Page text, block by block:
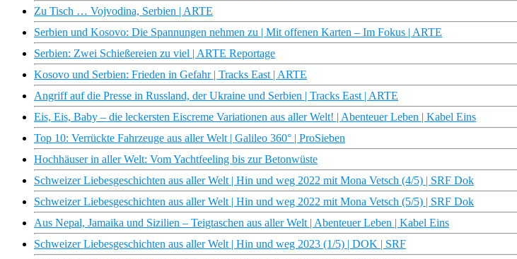
Zu Tisch … Vojvodina, Serbien | ARTE
Serbien und Kosovo: Die Spannungen nehmen zu | Mit offenen Karten – Im Fokus | ARTE
Serbien: Zwei Schießereien zu viel | ARTE Reportage
Kosovo und Serbien: Frieden in Gefahr | Tracks East | ARTE
Angriff auf die Presse in Russland, der Ukraine und Serbien | Tracks East | ARTE
Eis, Eis, Baby – die leckersten Eiscreme Variationen aus aller Welt! | Abenteuer Leben | Kabel Eins
Top 10: Verrückte Fahrzeuge aus aller Welt | Galileo 360° | ProSieben
Hochhäuser in aller Welt: Vom Yachtfeeling bis zur Betonwüste
Schweizer Liebesgeschichten aus aller Welt | Hin und weg 2022 mit Mona Vetsch (4/5) | SRF Dok
Schweizer Liebesgeschichten aus aller Welt | Hin und weg 2022 mit Mona Vetsch (5/5) | SRF Dok
Aus Nepal, Jamaika und Sizilien – Teigtaschen aus aller Welt | Abenteuer Leben | Kabel Eins
Schweizer Liebesgeschichten aus aller Welt | Hin und weg 2023 (1/5) | DOK | SRF